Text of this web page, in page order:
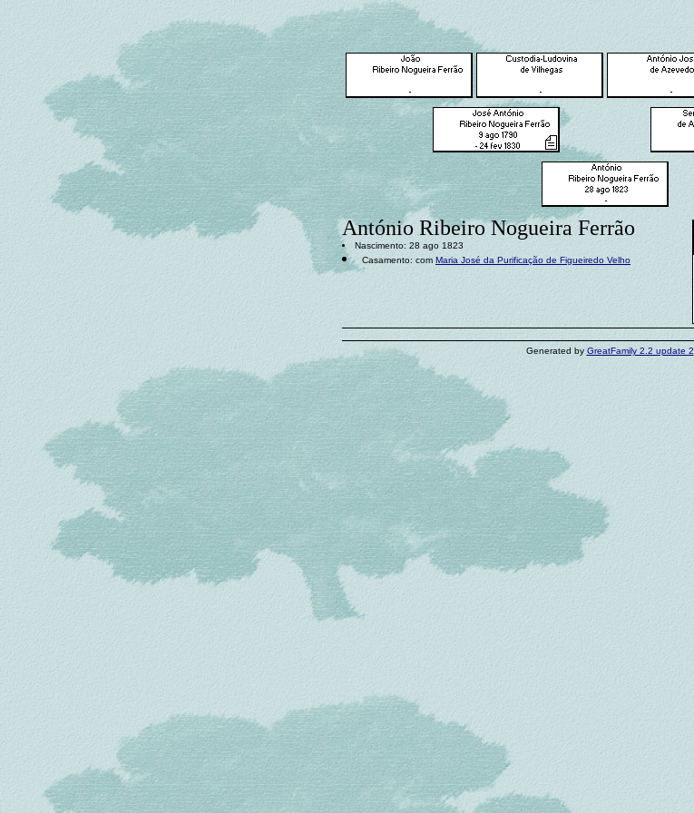
António Ribeiro Nogueira Ferrão
Nascimento: 28 ago 1823
Casamento: com Maria José da Purificação de Figueiredo Velho
Generated by GreatFamily 2.2 update 2